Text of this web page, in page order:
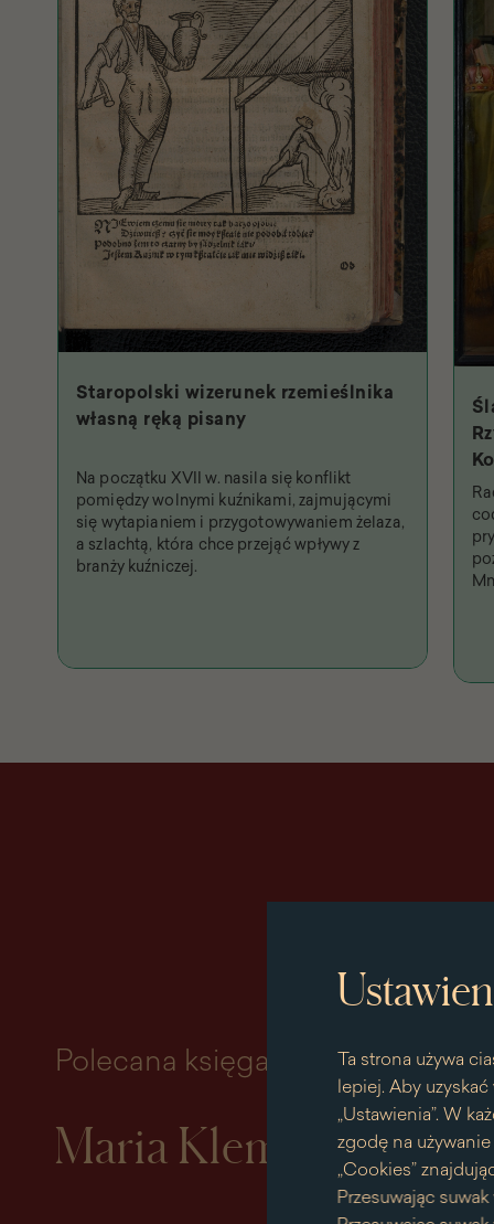
Ta strona używa
lepiej. Aby
„Ustawienia”. W
zgodę na
„Cookies”
Przesuwając
Staropolski wizerunek rzemieślnika
własną ręką pisany
Na początku XVII w. nasila się konflikt
pomiędzy wolnymi kuźnikami, zajmującymi
się wytapianiem i przygotowywaniem żelaza,
a szlachtą, która chce przejąć wpływy z
branży kuźniczej.
Polecana księga miesiąca
Maria Klementyna